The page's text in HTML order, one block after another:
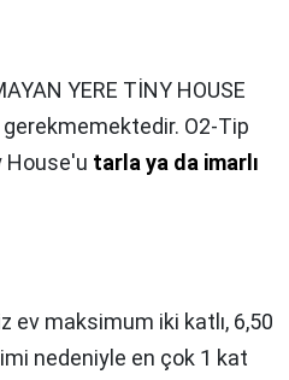
YERE TİNY HOUSE
O2-Tip
House'u tarla ya da imarlı
ev maksimum iki katlı, 6,50
nedeniyle en çok 1 kat